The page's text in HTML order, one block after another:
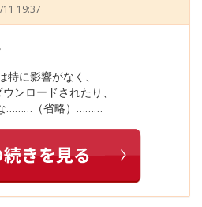
19:37
特に影響がなく、
ンロードされたり、
………（省略）………